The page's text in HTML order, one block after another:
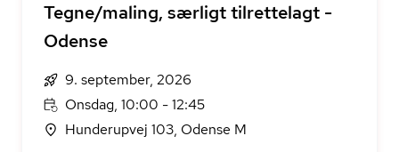
Tegne/maling, særligt tilrettelagt -
Odense
9. september, 2026
Onsdag, 10:00 - 12:45
Hunderupvej 103, Odense M